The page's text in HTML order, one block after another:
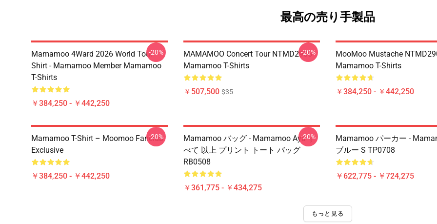
最高の売り手製品
Mamamoo 4Ward 2026 World Tour
Shirt - Mamamoo Member Mamamoo
T-Shirts
￥384,250 - ￥442,250
-20%
MAMAMOO Concert Tour NTMD2906
Mamamoo T-Shirts
￥507,500 $35
-20%
MooMoo Mustache
Mamamoo T-Shirts
￥384,250 - ￥442,250
Mamamoo T-Shirt – Moomoo Fanclub
Exclusive
￥384,250 - ￥442,250
-20%
Mamamoo バッグ - Mamamoo Aya す
べて 以上 プリント トート バッグ
RB0508
￥361,775 - ￥434,275
-20%
Mamamoo パーカー -
ブルー S TP0708
￥622,775 - ￥724,275
もっと見る